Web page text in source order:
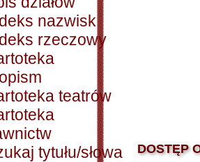
nazwisk
rzeczowy
teatrów
tytułu/słowa
DOSTĘP